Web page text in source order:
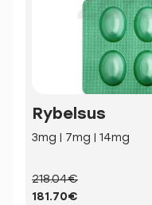
Rybelsus
3mg | 7mg | 14mg
218.04€
181.70€